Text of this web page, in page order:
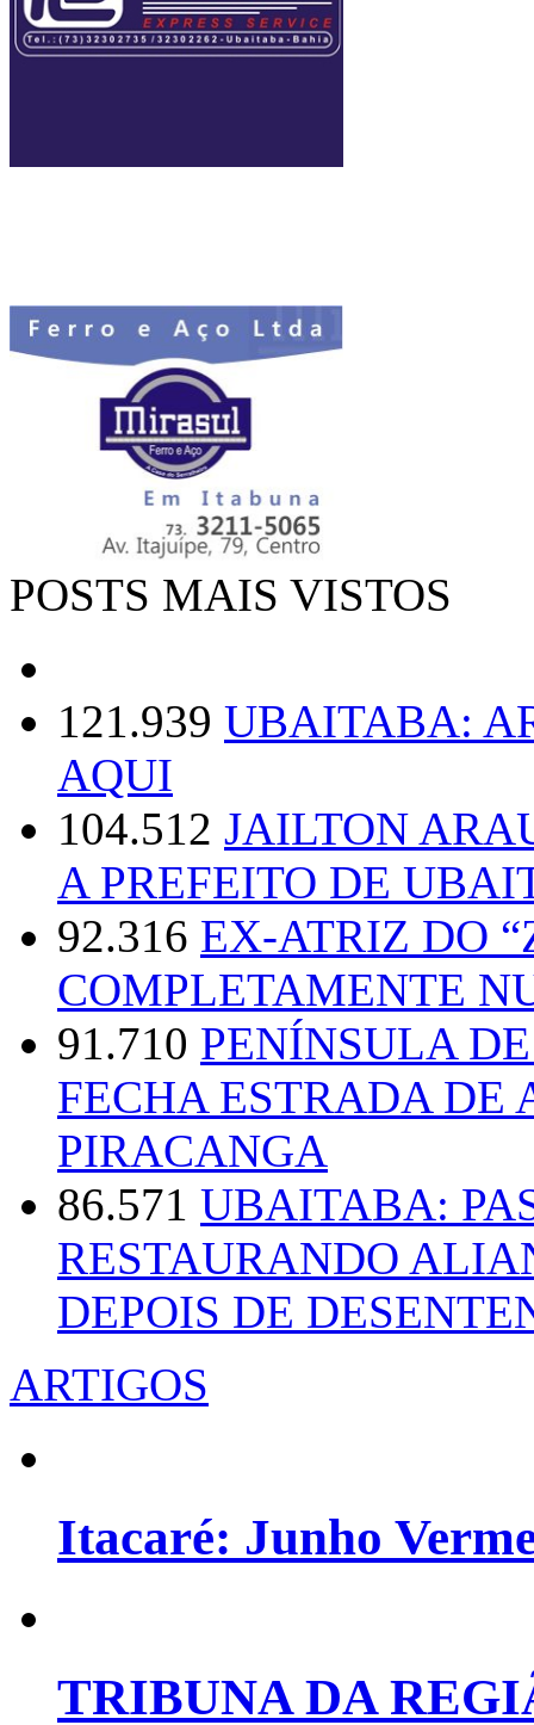
POSTS MAIS VISTOS
121.939 UBAITABA:
AQUI
104.512 JAILTON
A PREFEITO DE
92.316 EX-ATRIZ DO
COMPLETAMENTE
91.710 PENÍNSULA
FECHA ESTRADA DE
PIRACANGA
86.571 UBAITABA:
RESTAURANDO
DEPOIS DE
ARTIGOS
Itacaré: Junho
TRIBUNA DA